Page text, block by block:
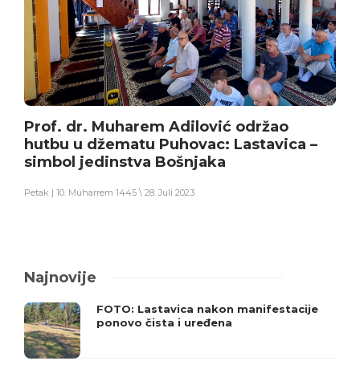
Prof. dr. Muharem Adilović održao
hutbu u džematu Puhovac: Lastavica –
simbol jedinstva Bošnjaka
Petak | 10. Muharrem 1445 \ 28. Juli 2023
Najnovije
FOTO: Lastavica nakon manifestacije
ponovo čista i uređena